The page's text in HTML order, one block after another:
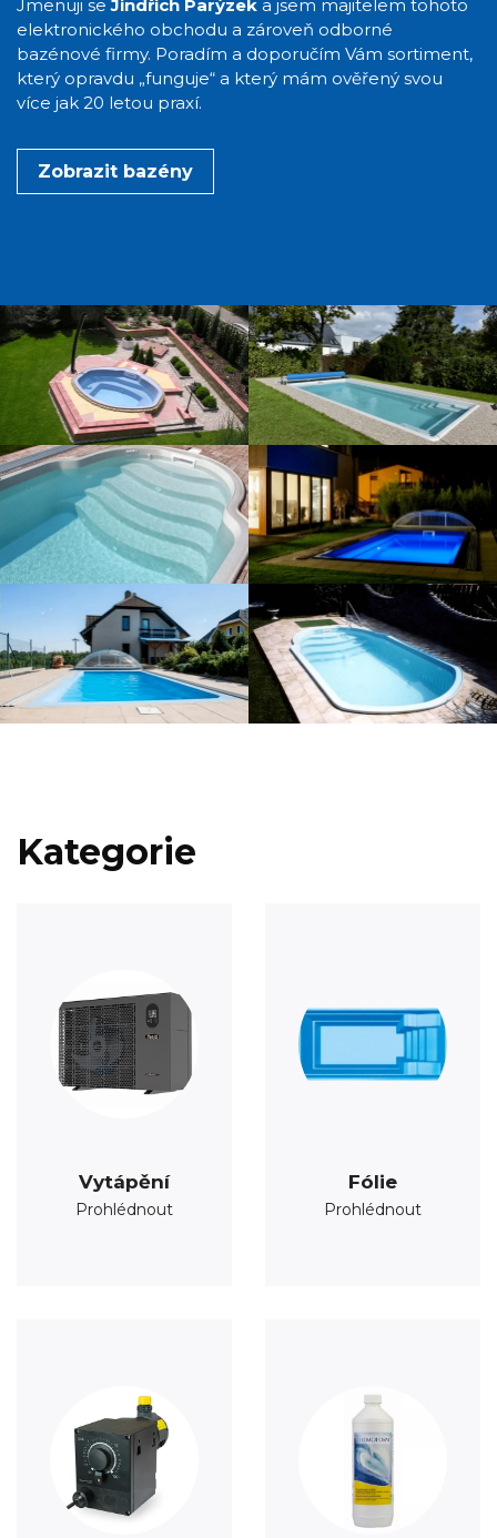
Jmenuji seJindřich Parýzek a jsem majitelem tohoto
elektronického obchodu a zároveň odborné
bazénové firmy. Poradím a doporučím Vám sortiment,
který opravdu „funguje“ a který mám ověřený svou
více jak 20 letou praxí.
Zobrazit bazény
Kategorie
Vytápění
Prohlédnout
Fólie
Prohlédnout